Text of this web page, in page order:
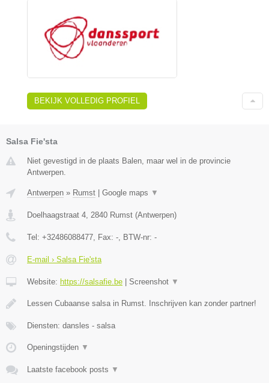
BEKIJK VOLLEDIG PROFIEL
Salsa Fie'sta
Niet gevestigd in de plaats Balen, maar wel in de provincie
Antwerpen.
Antwerpen » Rumst Google maps ▼
Doelhaagstraat 4 2840 Rumst (Antwerpen)
Tel: +32486088477 , Fax: - , BTW-nr: -
E-mail › Salsa Fie'sta
Website: https://salsafie.be Screenshot ▼
Lessen Cubaanse salsa in Rumst. Inschrijven kan zonder partner!
Diensten: dansles - salsa
Openingstijden ▼
Laatste facebook posts ▼